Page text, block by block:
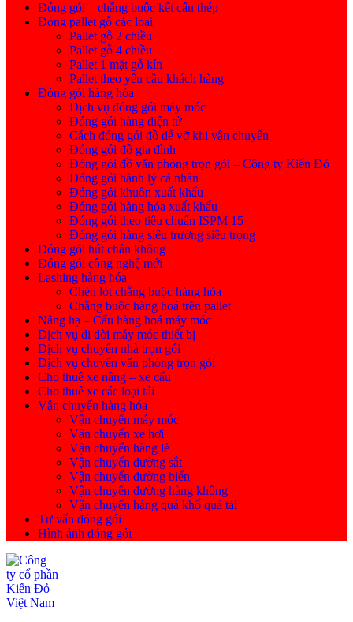
Đóng gói – chằng buộc kết cấu thép
Đóng pallet gỗ các loại
Pallet gỗ 2 chiều
Pallet gỗ 4 chiều
Pallet 1 mặt gỗ kín
Pallet theo yêu cầu khách hàng
Đóng gói hàng hóa
Dịch vụ đóng gói máy móc
Đóng gói hàng điện tử
Cách đóng gói đồ dễ vỡ khi vận chuyển
Đóng gói đồ gia đình
Đóng gói đồ văn phòng trọn gói – Công ty Kiến Đỏ
Đóng gói hành lý cá nhân
Đóng gói khuôn xuất khẩu
Đóng gói hàng hóa xuất khẩu
Đóng gói theo tiêu chuẩn ISPM 15
Đóng gói hàng siêu trường siêu trọng
Đóng gói hút chân không
Đóng gói công nghệ mới
Lashing hàng hóa
Chèn lót chằng buộc hàng hóa
Chằng buộc hàng hoá trên pallet
Nâng hạ – Cẩu hàng hoá máy móc
Dịch vụ di dời máy móc thiết bị
Dịch vụ chuyển nhà trọn gói
Dịch vụ chuyển văn phòng trọn gói
Cho thuê xe nâng – xe cẩu
Cho thuê xe các loại tải
Vận chuyển hàng hóa
Vận chuyển máy móc
Vận chuyển xe hơi
Vận chuyển hàng lẻ
Vận chuyển đường sắt
Vận chuyển đường biển
Vận chuyển đường hàng không
Vận chuyển hàng quá khổ quá tải
Tư vấn đóng gói
Hình ảnh đóng gói